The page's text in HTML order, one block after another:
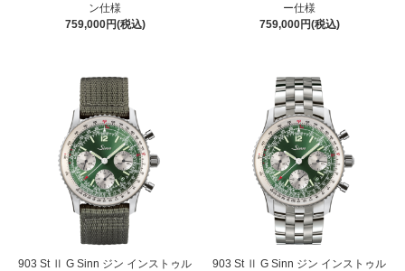
ン仕様
759,000円(税込)
ー仕様
759,000円(税込)
903 St Ⅱ G Sinn ジン インストゥル
903 St Ⅱ G Sinn ジン インストゥル